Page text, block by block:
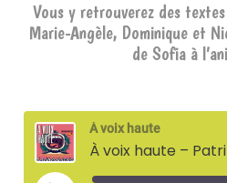
Vous y retrouverez des
Marie-Angèle, Dominique et
de Sofia à
À voix haute